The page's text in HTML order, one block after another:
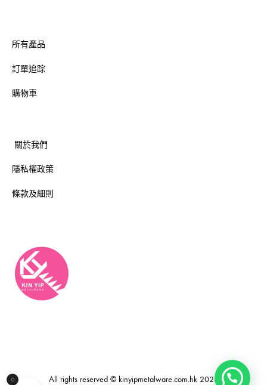
所有產品
訂單追踪
購物車
關於我們
隱私權政策
條款及細則
All rights reserved © kinyipmetalware.com.hk 2023
0